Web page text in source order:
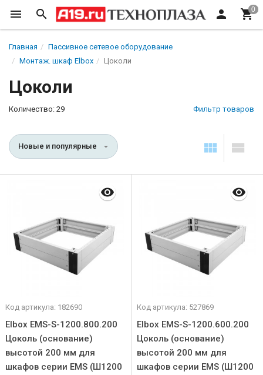
Главная
Пассивное сетевое оборудование
Монтаж. шкаф Elbox
Цоколи
Цоколи
Количество: 29 Фильтр товаров
Новые и популярные
Код артикула: 182690
Elbox EMS-S-1200.800.200
Цоколь (основание)
высотой 200 мм для
шкафов серии EMS (Ш1200
Код артикула: 527869
Elbox EMS-S-1200.600.200
Цоколь (основание)
высотой 200 мм для
шкафов серии EMS (Ш1200